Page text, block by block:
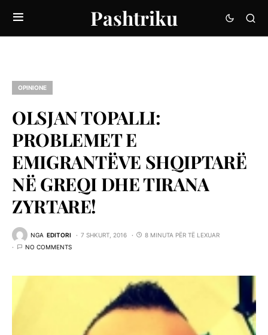
Pashtriku
OPINIONE
OLSJAN TOPALLI:
PROBLEMET E
EMIGRANTËVE SHQIPTARË
NË GREQI DHE TIRANA
ZYRTARE!
NGA EDITORI 7 SHKURT, 2016
8 MINUTA PËR TË LEXUAR
NO COMMENTS